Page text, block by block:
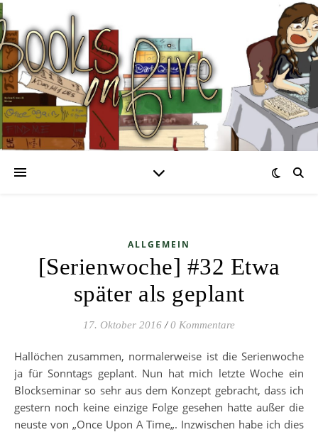
ALLGEMEIN
[Serienwoche] #32 Etwa
später als geplant
17. Oktober 2016 / 0 Kommentare
Hallöchen zusammen, normalerweise ist die Serienwoche
ja für Sonntags geplant. Nun hat mich letzte Woche ein
Blockseminar so sehr aus dem Konzept gebracht, dass ich
gestern noch keine einzige Folge gesehen hatte außer die
neuste von „Once Upon A Time„. Inzwischen habe ich dies